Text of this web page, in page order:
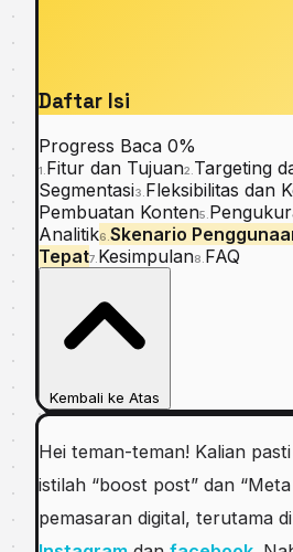
Daftar Isi
Progress Baca 0%
1.Fitur dan Tujuan2.Targeting
Segmentasi3.Fleksibilitas dan
Pembuatan Konten5.
Analitik6.Skenario
Tepat7.Kesimpulan8.FAQ
Kembali ke Atas
Hei teman-teman! Kalian
istilah “boost post” dan
pemasaran digital, terutama